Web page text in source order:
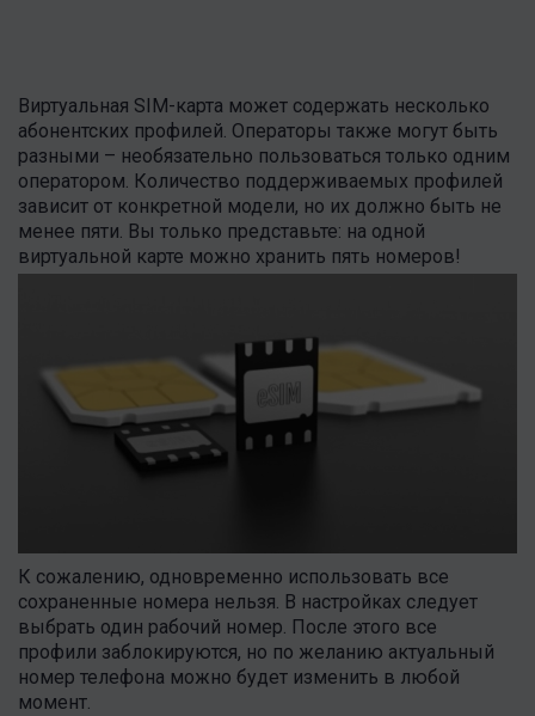
Виртуальная SIM-карта может содержать несколько
абонентских профилей. Операторы также могут быть
разными – необязательно пользоваться только одним
оператором. Количество поддерживаемых профилей
зависит от конкретной модели, но их должно быть не
менее пяти. Вы только представьте: на одной
виртуальной карте можно хранить пять номеров!
К сожалению, одновременно использовать все
сохраненные номера нельзя. В настройках следует
выбрать один рабочий номер. После этого все
профили заблокируются, но по желанию актуальный
номер телефона можно будет изменить в любой
момент.